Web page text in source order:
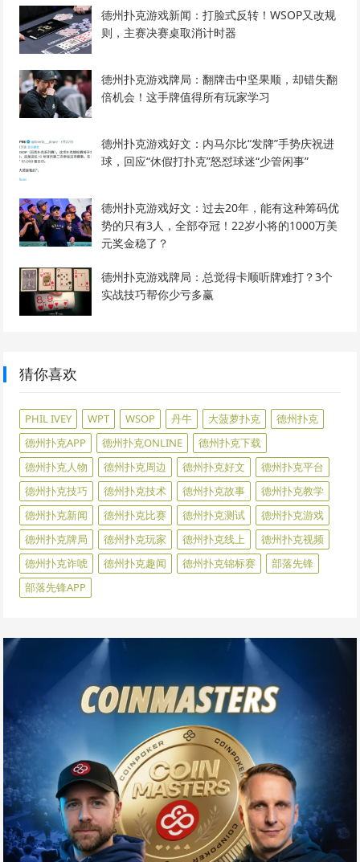
德州扑克游戏新闻：打脸式反转！WSOP又改规
则，主赛决赛桌取消计时器
德州扑克游戏牌局：翻牌击中坚果顺，却错失翻
倍机会！这手牌值得所有玩家学习
德州扑克游戏好文：内马尔比“发牌”手势庆祝进
球，回应“休假打扑克”怒怼球迷“少管闲事”
德州扑克游戏好文：过去20年，能有这种筹码优
势的只有3人，全部夺冠！22岁小将的1000万美
元奖金稳了？
德州扑克游戏牌局：总觉得卡顺听牌难打？3个
实战技巧帮你少亏多赢
猜你喜欢
PHIL IVEY WPT WSOP 丹牛 大菠萝扑克
德州扑克
德州扑克APP
德州扑克ONLINE
德州扑克下载
德州扑克人物
德州扑克周边 德州扑克好文
德州扑克平台
德州扑克技巧
德州扑克技术 德州扑克故事
德州扑克教学
德州扑克新闻
德州扑克比赛 德州扑克测试
德州扑克游戏
德州扑克牌局
德州扑克玩家 德州扑克线上
德州扑克视频
德州扑克诈唬
德州扑克趣闻 德州扑克锦标赛
部落先锋
部落先锋APP